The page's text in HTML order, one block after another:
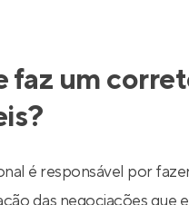
faz um
é responsável por